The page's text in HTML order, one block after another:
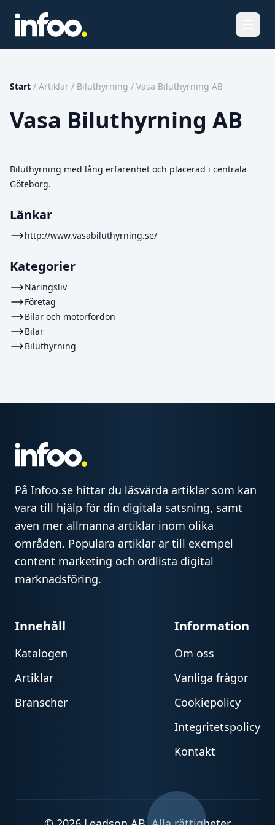
Start / Artiklar / Biluthyrning / Vasa Biluthyrning AB
Vasa Biluthyrning AB
Biluthyrning med lång erfarenhet och placerad i centrala
Göteborg.
Länkar
http://www.vasabiluthyrning.se/
Kategorier
Näringsliv
Företag
Bilar och motorfordon
Bilar
Biluthyrning
På Infoo.se hittar du läsvärda artiklar som kan
vara till hjälp för din digitala satsning, samt
även mer allmänna artiklar inom olika
områden. Populära artiklar är till exempel
content marketing och ordlista digital
marknadsföring.
Innehåll
Katalogen
Artiklar
Branscher
Information
Om oss
Vanliga frågor
Cookiepolicy
Integritetspolicy
Kontakt